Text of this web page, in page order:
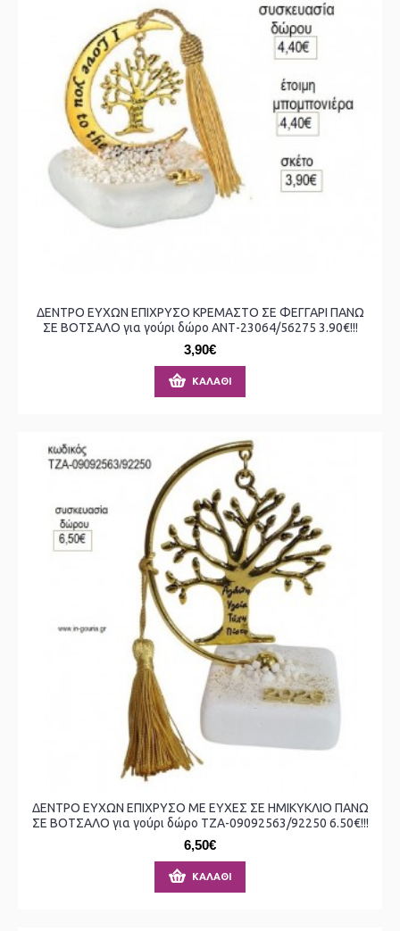
ΔΕΝΤΡΟ ΕΥΧΩΝ ΕΠΙΧΡΥΣΟ ΚΡΕΜΑΣΤΟ ΣΕ ΦΕΓΓΑΡΙ ΠΑΝΩ
ΣΕ ΒΟΤΣΑΛΟ για γούρι δώρο ΑΝΤ-23064/56275 3.90€!!!
3,90€
ΚΑΛΆΘΙ
ΔΕΝΤΡΟ ΕΥΧΩΝ ΕΠΙΧΡΥΣΟ ΜΕ ΕΥΧΕΣ ΣΕ ΗΜΙΚΥΚΛΙΟ ΠΑΝΩ
ΣΕ ΒΟΤΣΑΛΟ για γούρι δώρο ΤΖΑ-09092563/92250 6.50€!!!
6,50€
ΚΑΛΆΘΙ